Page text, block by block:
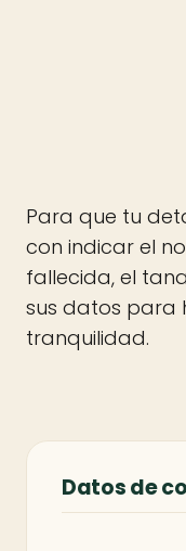
Para que tu
con indicar el
fallecida, el
sus datos para
tranquilidad.
Datos de